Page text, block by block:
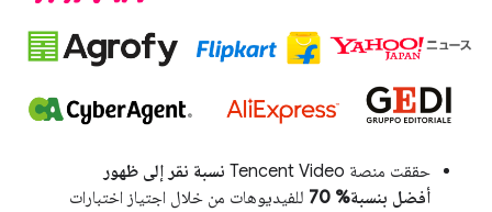
حققت منصة Tencent Video
نسبة نقر إلى ظهور
أفضل بنسبة% 70
للفيديوهات من خلال اجتياز اختبارات